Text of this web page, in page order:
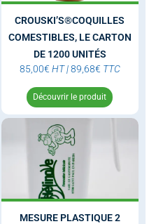
CROUSKI’S®COQUILLES
COMESTIBLES, LE CARTON
DE 1200 UNITÉS
85,00€ HT | 89,68€ TTC
Découvrir le produit
MESURE PLASTIQUE 2